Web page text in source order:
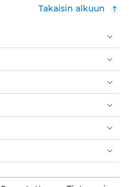
Takaisin alkuun